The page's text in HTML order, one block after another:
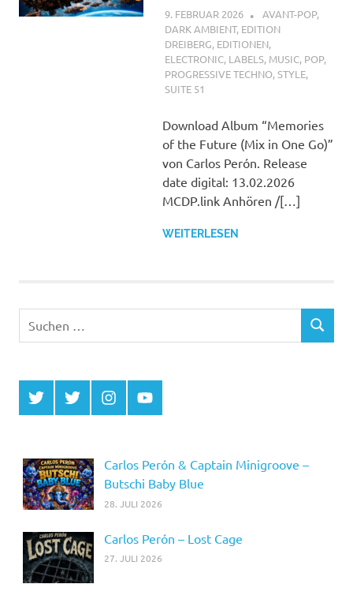
9. FEBRUAR 2026 STEFANBRAUN
AVANT-POP,
DARK AMBIENT, EDITION
DREIBERG, EDITIONEN,
ELECTRONIC, LABELS, MUSIC, POP,
PROGRESSIVE TECHNO,STYLE,
SUITE 51
Download Album “Memories
of the Future (Mix in One Go)”
von Carlos Perón. Release
date digital: 13.02.2026
MCDP.link Anhören /[…]
WEITERLESEN
Suchen
SUCHEN
Twitter
MCDP
Twitter
Musicradiostation
InstagramYouTube
Carlos Perón & Captain Minigroove –
Butschi Baby Blue
28. JULI 2026
Carlos Perón – Lost Cage
27. JULI 2026